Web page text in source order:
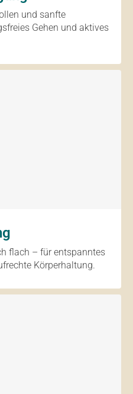
und sanfte
Gehen und aktives
flach – für entspanntes
Körperhaltung.